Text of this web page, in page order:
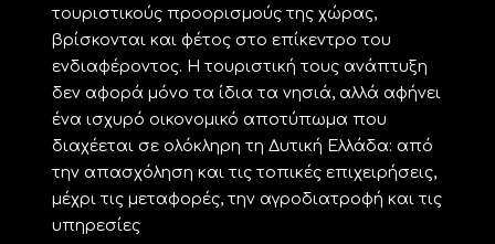
τουριστικούς προορισμούς της χώρας,
βρίσκονται και φέτος στο επίκεντρο του
ενδιαφέροντος. Η τουριστική τους ανάπτυξη
δεν αφορά μόνο τα ίδια τα νησιά, αλλά αφήνει
ένα ισχυρό οικονομικό αποτύπωμα που
διαχέεται σε ολόκληρη τη Δυτική Ελλάδα: από
την απασχόληση και τις τοπικές επιχειρήσεις,
μέχρι τις μεταφορές, την αγροδιατροφή και τις
υπηρεσίες